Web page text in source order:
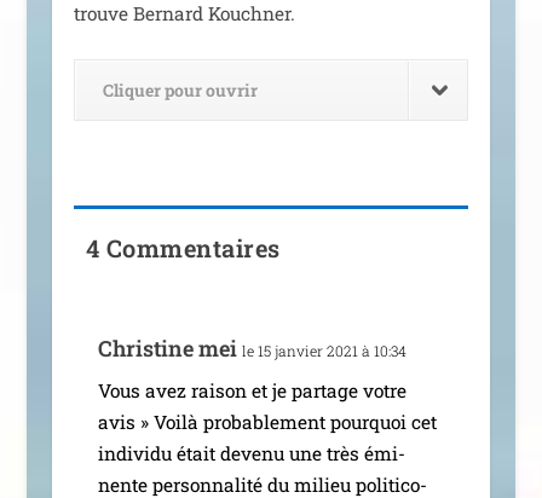
trouve Bernard Kouchner.
Cliquer pour ouvrir
4 Commentaires
Christine mei le 15 jan­vier 2021 à 10:34
Vous avez rai­son et je par­tage votre
avis » Voilà pro­ba­ble­ment pour­quoi cet
indi­vi­du était deve­nu une très émi­
nente per­son­na­li­té du milieu poli­­ti­­co-